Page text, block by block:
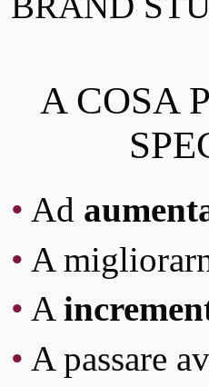
A COSA
• Ad
• A
• A
• A passare